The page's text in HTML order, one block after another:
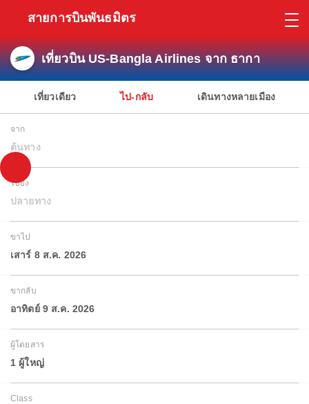
สายการบินพันธมิตร
เที่ยวบิน US-Bangla Airlines จาก ธากา
เที่ยวเดียว ไป-กลับ เดินทางหลายเมือง
จาก
ต้นทาง
ไปยัง
ปลายทาง
ขาไป
เสาร์ 8 ส.ค. 2026
ขากลับ
อาทิตย์ 9 ส.ค. 2026
ผู้โดยสาร
1 ผู้ใหญ่
Class